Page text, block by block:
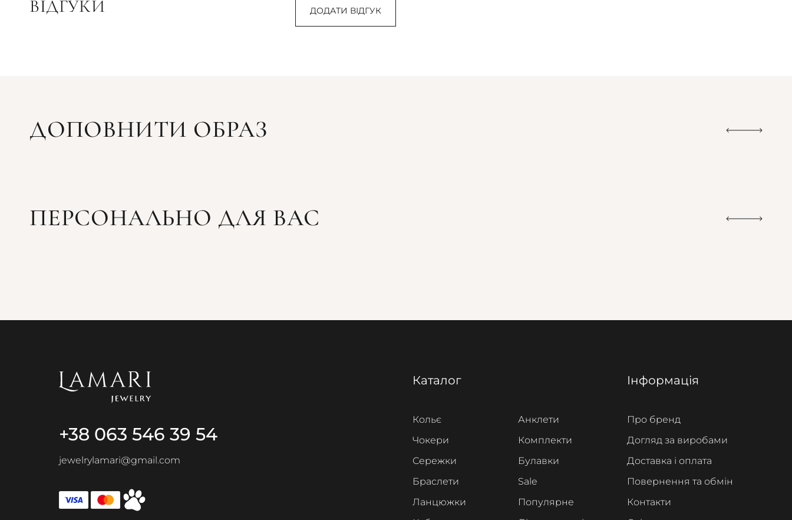
ВІДГУКИ ДОДАТИ ВІДГУК
ДОПОВНИТИ ОБРАЗ
ПЕРСОНАЛЬНО ДЛЯ ВАС
+38 063 546 39 54
jewelrylamari@gmail.com
Каталог
Кольє
Чокери
Сережки
Браслети
Ланцюжки
Анклети
Комплекти
Булавки
Sale
Популярне
Інформація
Про бренд
Догляд за виробами
Доставка і оплата
Повернення та обмін
Контакти